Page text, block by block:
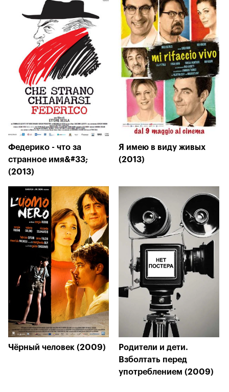
Федерико - что за
странное имя&#33;
(2013)
Я имею в виду живых
(2013)
Чёрный человек (2009)
Родители и дети.
Взболтать перед
употреблением (2009)